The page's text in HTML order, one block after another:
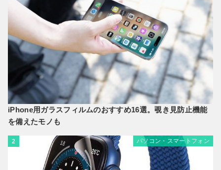
iPhone用ガラスフィルムのおすすめ16選。覗き見防止機能
を備えたモノも
2 パソコン・スマートフォン